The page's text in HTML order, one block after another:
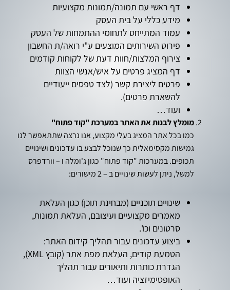
דף ראשי עם תמונה/תמונות מקצועיות
מידע כללי על בית העסק
עמוד המתייחס לתחומי ההתמחות של העסק
פירוט השירותים המוצעים ע"י רואה/ת החשבון
צירוף המלצות/חוות דעת של לקוחות קודמים
דף המציג פרטים על איש/אנשי הצוות
פרטים ליצירת קשר (לצד טפסים ייעודיים
להשארת פרטים).
ועוד…
מומלץ לבנות את האתר במערכת "קוד פתוח"
כמו בכל אתר המציג בעלי מקצוע, אנו נרצה שתתאפשר לנו
גמישות מקסימאלית כך שנוכל לבצע בו עדכונים ושינויים
תכופים. במערכות "קוד פתוח" כגון ג'ומלה ו – וורדפרס
למשל, ניתן לעשות שינויים ב – 2 מישורים:
שינויים תוכניים (מבחינת תוכן) כגון העלאת
מאמרים מקצועיים ועיצובם, העלאת תמונות,
סרטונים וכו'.
ביצוע עדכונים עבור תהליך קידום האתר:
הטמעת קודים, העלאת מפת אתר (קובץ XML),
הגדרת כותרות ותיאורים עבור תהליך
האופטימיזציה ועוד…